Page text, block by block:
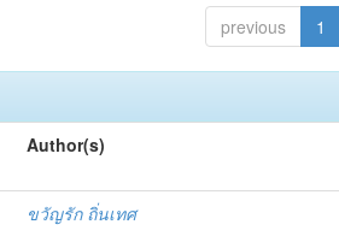
previous 1
Author(s)
ขวัญรัก ถิ่นเทศ